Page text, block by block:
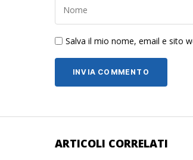
Salva il mio nome, email e sito
ARTICOLI CORRELATI